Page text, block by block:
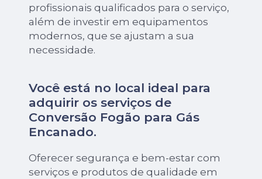
profissionais qualificados para o serviço,
além de investir em equipamentos
modernos, que se ajustam a sua
necessidade.
Você está no local ideal para
adquirir os serviços de
Conversão Fogão para Gás
Encanado.
Oferecer segurança e bem-estar com
serviços e produtos de qualidade em